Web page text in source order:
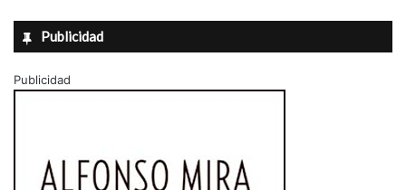
Publicidad
Publicidad